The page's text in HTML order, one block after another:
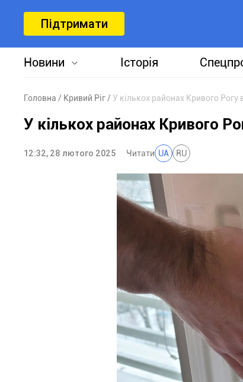
Підтримати
Новини Історія
Головна Кривий Ріг У кількох районах Кривого
У кількох районах Кривого
12:32, 28 лютого 2025 Читати UA RU